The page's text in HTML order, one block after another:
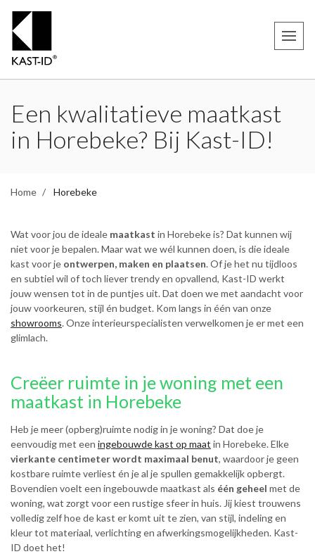
Een kwalitatieve maatkast
in Horebeke? Bij Kast-ID!
Home Horebeke
Wat voor jou de ideale maatkast in Horebeke is? Dat kunnen wij
niet voor je bepalen. Maar wat we wél kunnen doen, is die ideale
kast voor je ontwerpen, maken en plaatsen. Of je het nu tijdloos
en subtiel wil of toch liever trendy en opvallend, Kast-ID werkt
jouw wensen tot in de puntjes uit. Dat doen we met aandacht voor
jouw voorkeuren, stijl én budget. Kom langs in één van onze
showrooms. Onze interieurspecialisten verwelkomen je er met een
glimlach.
Creëer ruimte in je woning met een
maatkast in Horebeke
Heb je meer (opberg)ruimte nodig in je woning? Dat doe je
eenvoudig met een ingebouwde kast op maat in Horebeke. Elke
vierkante centimeter wordt maximaal benut, waardoor je geen
kostbare ruimte verliest én je al je spullen gemakkelijk opbergt.
Bovendien voelt een ingebouwde maatkast als één geheel met de
woning, wat zorgt voor een rustige sfeer in huis. Jij kiest trouwens
volledig zelf hoe de kast er komt uit te zien, van stijl, indeling en
kleur tot materiaal, verlichting en afwerkingsmogelijkheden. Kast-
ID doet het!